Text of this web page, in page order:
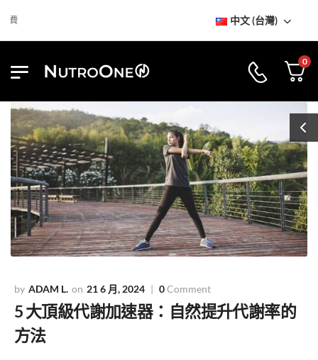
到訪NutroOne陳列室 免基本運費
中文 (台灣)
0
ADAM L. 21 6 月, 2024 0Comment
5 大頂級代謝加速器：自然提升代謝率的
方法